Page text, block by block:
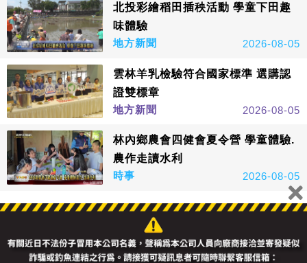
北投彩繪稻田插秧活動 學童下田趣
味體驗
地方新聞
2026-08-05
雲林羊乳檢驗符合國家標準 選購認
證雙標章
地方新聞
2026-08-05
林內鄉農會四健會夏令營 學童體驗.
農作走讀水利
時事
2026-08-05
看更多